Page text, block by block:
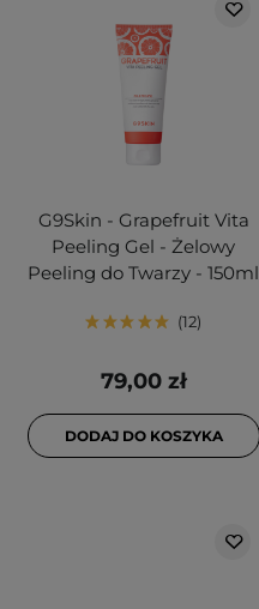
G9Skin - Grapefruit Vita
Peeling Gel - Żelowy
Peeling do Twarzy - 150ml
12
79,00 zł
DODAJ DO KOSZYKA